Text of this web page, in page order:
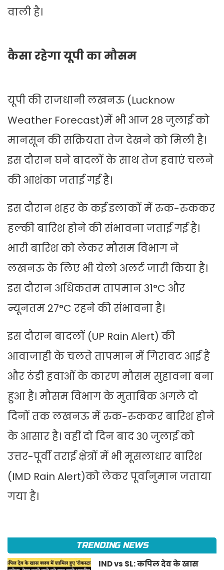
वाली है।
कैसा रहेगा यूपी का मौसम
यूपी की राजधानी लखनऊ (Lucknow
Weather Forecast)में भी आज 28 जुलाई को
मानसून की सक्रियता तेज देखने को मिली है।
इस दौरान घने बादलों के साथ तेज हवाएं चलने
की आशंका जताई गई है।
इस दौरान शहर के कई इलाकों में रुक-रुककर
हल्की बारिश होने की संभावना जताई गई है।
भारी बारिश को लेकर मौसम विभाग ने
लखनऊ के लिए भी येलो अलर्ट जारी किया है।
इस दौरान अधिकतम तापमान 31°C और
न्यूनतम 27°C रहने की संभावना है।
इस दौरान बादलों (UP Rain Alert) की
आवाजाही के चलते तापमान में गिरावट आई है
और ठंडी हवाओं के कारण मौसम सुहावना बना
हुआ है। मौसम विभाग के मुताबिक अगले दो
दिनों तक लखनऊ में रुक-रुककर बारिश होने
के आसार है। वहीं दो दिन बाद 30 जुलाई को
उत्तर-पूर्वी तराई क्षेत्रों में भी मूसलाधार बारिश
(IMD Rain Alert)को लेकर पूर्वानुमान जताया
गया है।
TRENDING NEWS
IND vs SL: कपिल देव के खास